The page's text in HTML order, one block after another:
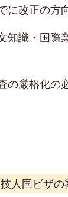
に改正の方
知識・国
の厳格化の
技人国ビザ